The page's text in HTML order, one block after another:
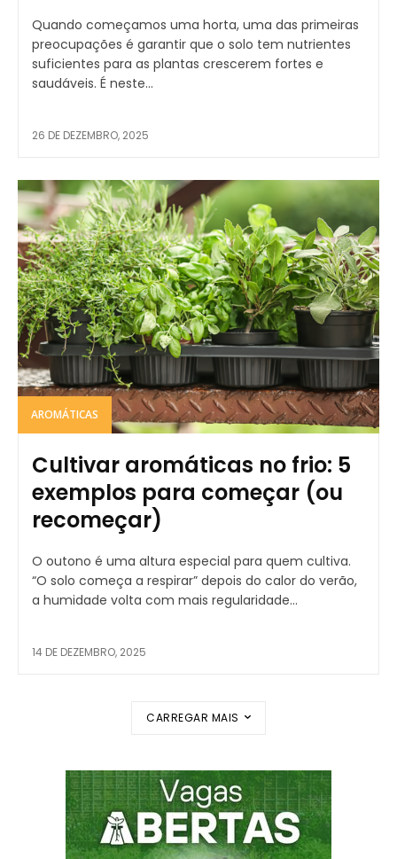
Quando começamos uma horta, uma das primeiras
preocupações é garantir que o solo tem nutrientes
suficientes para as plantas crescerem fortes e
saudáveis. É neste...
26 DE DEZEMBRO, 2025
AROMÁTICAS
Cultivar aromáticas no frio: 5
exemplos para começar (ou
recomeçar)
O outono é uma altura especial para quem cultiva.
“O solo começa a respirar” depois do calor do verão,
a humidade volta com mais regularidade...
14 DE DEZEMBRO, 2025
CARREGAR MAIS